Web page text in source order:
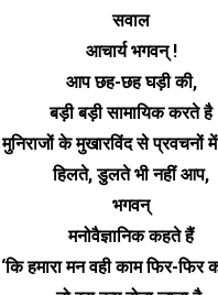
सवाल
आचार्य भगवन् !
आप छह-छह घड़ी की,
बड़ी बड़ी सामायिक करते है
मुनिराजों के मुखारविंद से प्रवचनों
हिलते, डुलते भी नहीं आप,
भगवन्
मनोवैज्ञानिक कहते हैं
‘कि हमारा मन वही काम फिर-फिर